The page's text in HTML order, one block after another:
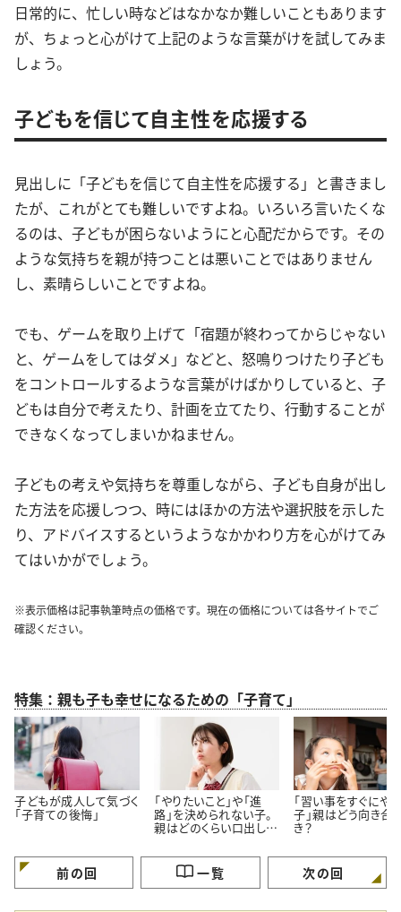
日常的に、忙しい時などはなかなか難しいこともあります
が、ちょっと心がけて上記のような言葉がけを試してみま
しょう。
子どもを信じて自主性を応援する
見出しに「子どもを信じて自主性を応援する」と書きまし
たが、これがとても難しいですよね。いろいろ言いたくな
るのは、子どもが困らないようにと心配だからです。その
ような気持ちを親が持つことは悪いことではありません
し、素晴らしいことですよね。
でも、ゲームを取り上げて「宿題が終わってからじゃない
と、ゲームをしてはダメ」などと、怒鳴りつけたり子ども
をコントロールするような言葉がけばかりしていると、子
どもは自分で考えたり、計画を立てたり、行動することが
できなくなってしまいかねません。
子どもの考えや気持ちを尊重しながら、子ども自身が出し
た方法を応援しつつ、時にはほかの方法や選択肢を示した
り、アドバイスするというようなかかわり方を心がけてみ
てはいかがでしょう。
※表示価格は記事執筆時点の価格です。現在の価格については各サイトでご
確認ください。
特集：親も子も幸せになるための「子育て」
子どもが成人して気づく
「子育ての後悔」
「やりたいこと」や「進
路」を決められない子。
親はどのくらい口出しし
「習い事をすぐにや
子」親はどう向き合
き？
前の回 一覧 次の回